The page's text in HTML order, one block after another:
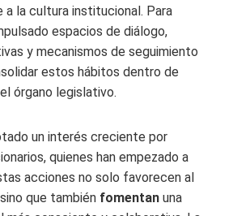
a la cultura institucional. Para
espacios de diálogo,
y mecanismos de seguimiento
estos hábitos dentro de
órgano legislativo.
un interés creciente por
quienes han empezado a
acciones no solo favorecen al
que también fomentan una